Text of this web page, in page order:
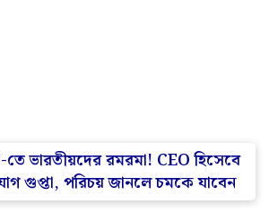
ভারতীয়দের রমরমা! CEO হিসেবে
গুপ্তা, পরিচয় জানলে চমকে যাবেন